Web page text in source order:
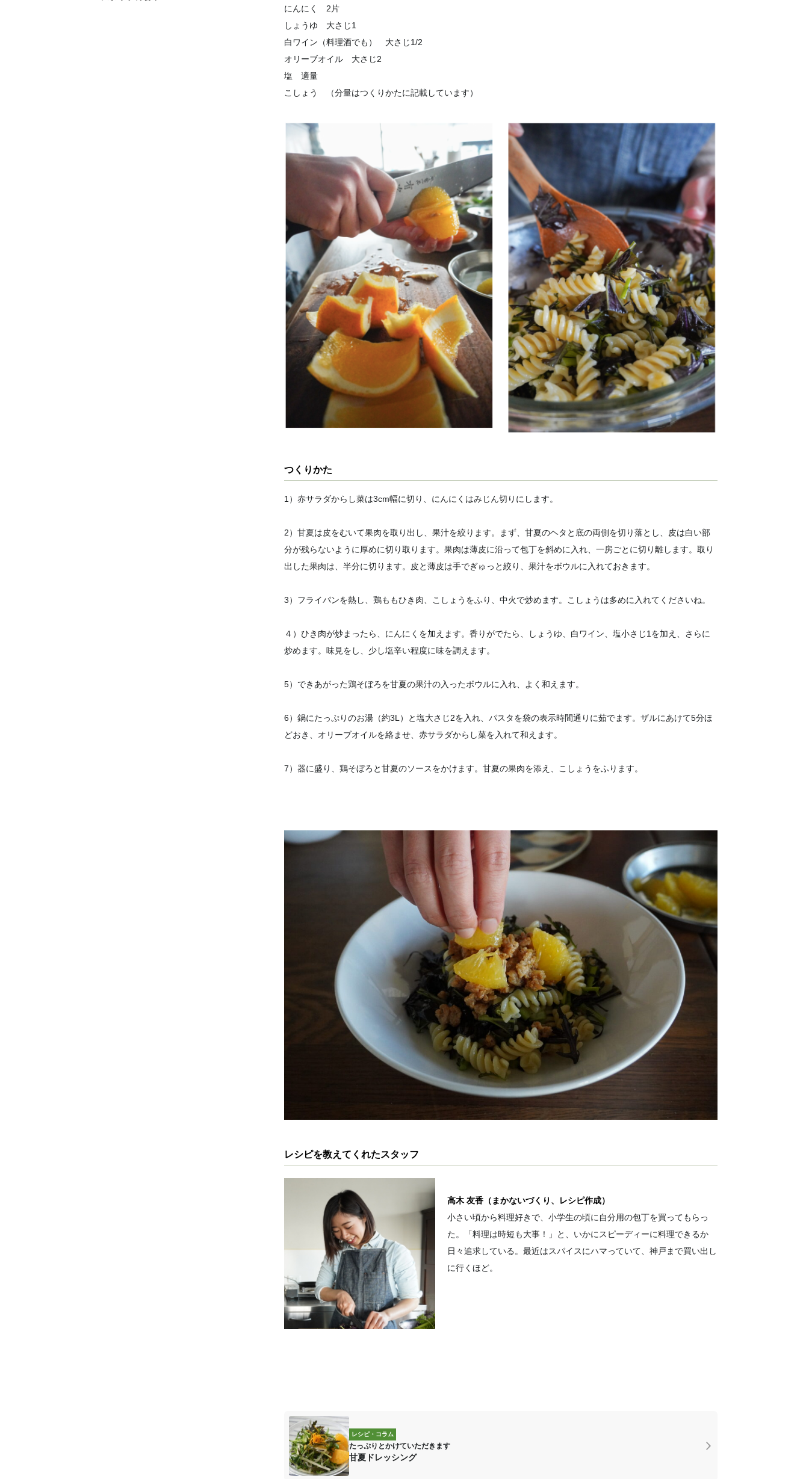
にんにく 2片
しょうゆ 大さじ1
白ワイン（料理酒でも） 大さじ1/2
オリーブオイル 大さじ2
塩 適量
こしょう （分量はつくりかたに記載しています）
つくりかた
1）赤サラダからし菜は3cm幅に切り、にんにくはみじん切りにします。
2）甘夏は皮をむいて果肉を取り出し、果汁を絞ります。まず、甘夏のヘタと底の両側を切り落とし、皮は白い部
分が残らないように厚めに切り取ります。果肉は薄皮に沿って包丁を斜めに入れ、一房ごとに切り離します。取り
出した果肉は、半分に切ります。皮と薄皮は手でぎゅっと絞り、果汁をボウルに入れておきます。
3）フライパンを熱し、鶏ももひき肉、こしょうをふり、中火で炒めます。こしょうは多めに入れてくださいね。
４）ひき肉が炒まったら、にんにくを加えます。香りがでたら、しょうゆ、白ワイン、塩小さじ1を加え、さらに
炒めます。味見をし、少し塩辛い程度に味を調えます。
5）できあがった鶏そぼろを甘夏の果汁の入ったボウルに入れ、よく和えます。
6）鍋にたっぷりのお湯（約3L）と塩大さじ2を入れ、パスタを袋の表示時間通りに茹でます。ザルにあけて5分ほ
どおき、オリーブオイルを絡ませ、赤サラダからし菜を入れて和えます。
7）器に盛り、鶏そぼろと甘夏のソースをかけます。甘夏の果肉を添え、こしょうをふります。
レシピを教えてくれたスタッフ
高木 友香（まかないづくり、レシピ作成）
小さい頃から料理好きで、小学生の頃に自分用の包丁を買ってもらっ
た。「料理は時短も大事！」と、いかにスピーディーに料理できるか
日々追求している。最近はスパイスにハマっていて、神戸まで買い出し
に行くほど。
レシピ・コラム
たっぷりとかけていただきます
甘夏ドレッシング